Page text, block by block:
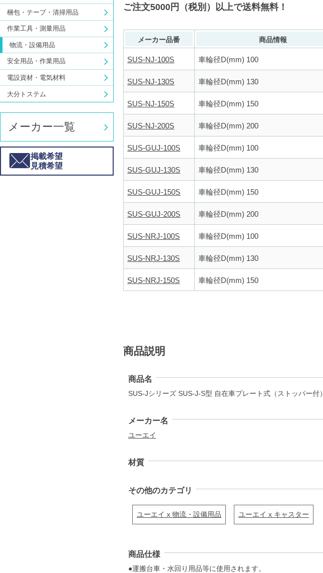
梱包・テープ・清掃用品
作業工具・測量用品
物流・設備用品
安全用品・作業用品
電設資材・電気材料
大分トステム
メーカー一覧
掲載希望
見積希望
ご注文5000円（税別）以上で送料無料！
メーカー品番 商品情報
SUS-NJ-100S 車輪径D(mm) 100
SUS-NJ-130S 車輪径D(mm) 130
SUS-NJ-150S 車輪径D(mm) 150
SUS-NJ-200S 車輪径D(mm) 200
SUS-GUJ-100S 車輪径D(mm) 100
SUS-GUJ-130S 車輪径D(mm) 130
SUS-GUJ-150S 車輪径D(mm) 150
SUS-GUJ-200S 車輪径D(mm) 200
SUS-NRJ-100S 車輪径D(mm) 100
SUS-NRJ-130S 車輪径D(mm) 130
SUS-NRJ-150S 車輪径D(mm) 150
商品説明
商品名
SUS-Jシリーズ SUS-J-S型 自在車プレート式（ストッパー付）
メーカー名
ユーエイ
材質
その他のカテゴリ
ユーエイ x 物流・設備用品 ユーエイ x キャスター
商品仕様
●運搬台車・水回り用品等に使用されます。